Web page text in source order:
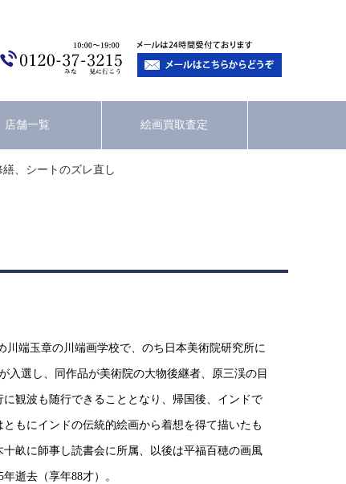
店舗一覧 絵画買取査定
、シートのズレ直し
端玉章の川端画学校で、のち日本美術院研究所に
入選し、同作品が美術院の大物後継者、原三渓の目
観波も随行できることとなり、帰国後、インドで
もにインドの伝統的絵画から着想を得て描いたも
畝に師事し読書会に所属、以後は平福百穂の画風
逝去（享年88才）。